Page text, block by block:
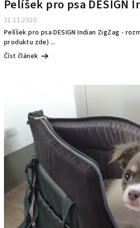
Pelíšek pro psa DESIGN
21.11.2020
Pelíšek pro psa DESIGN Indian ZigZag -
produktu zde) ...
Číst článek